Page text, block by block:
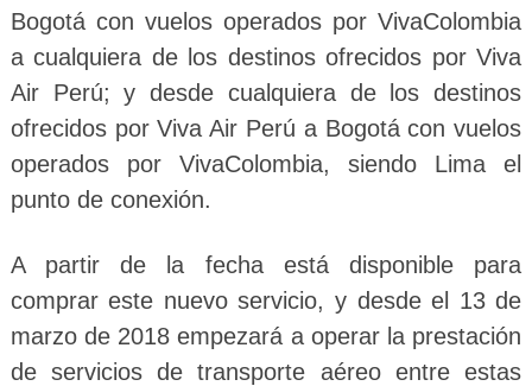
Bogotá con vuelos operados por VivaColombia
a cualquiera de los destinos ofrecidos por Viva
Air Perú; y desde cualquiera de los destinos
ofrecidos por Viva Air Perú a Bogotá con vuelos
operados por VivaColombia, siendo Lima el
punto de conexión.
A partir de la fecha está disponible para
comprar este nuevo servicio, y desde el 13 de
marzo de 2018 empezará a operar la prestación
de servicios de transporte aéreo entre estas